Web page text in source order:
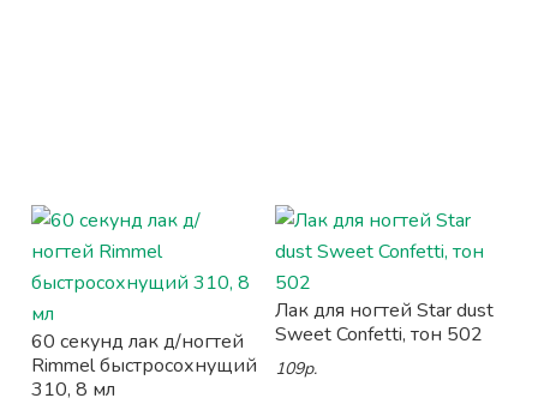
60 секунд лак д/ногтей
Rimmel быстросохнущий
310, 8 мл
Лак для ногтей Star dust
Sweet Confetti, тон 502
109р.